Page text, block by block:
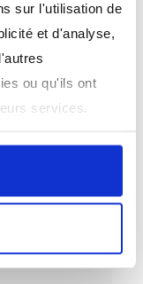
sur l'utilisation de
et d'analyse,
ou qu'ils ont
services.